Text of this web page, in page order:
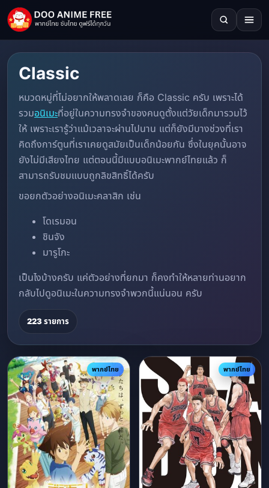
Classic
หมวดหมู่ที่ไม่อยากให้พลาดเลย ก็คือ Classic ครับ เพราะได้
รวมอนิเมะที่อยู่ในความทรงจำของคนดูตั้งแต่วัยเด็กมารวมไว้
ให้ เพราะเรารู้ว่าแม้เวลาจะผ่านไปนาน แต่ก็ยังมีบางช่วงที่เรา
คิดถึงการ์ตูนที่เราเคยดูสมัยเป็นเด็กน้อยกัน ซึ่งในยุคนั้นอาจ
ยังไม่มีเสียงไทย แต่ตอนนี้มีแบบอนิเมะพากย์ไทยแล้ว ก็
สามารถรับชมแบบถูกลิขสิทธิ์ได้ครับ
ขอยกตัวอย่างอนิเมะคลาสิก เช่น
โดเรมอน
ชินจัง
มารูโกะ
เป็นไงบ้างครับ แค่ตัวอย่างที่ยกมา ก็คงทำให้หลายท่านอยาก
กลับไปดูอนิเมะในความทรงจำพวกนี้แน่นอน ครับ
223 รายการ
พากย์ไทย พากย์ไทย